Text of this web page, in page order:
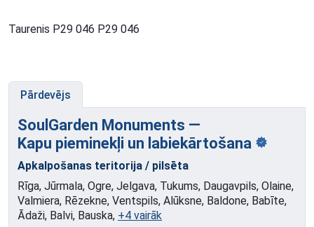
Taurenis P29 046 P29 046
Pārdevējs
SoulGarden Monuments —
Kapu pieminekļi un labiekārtošana
Apkalpošanas teritorija / pilsēta
Rīga, Jūrmala, Ogre, Jelgava, Tukums, Daugavpils, Olaine,
Valmiera, Rēzekne, Ventspils, Alūksne, Baldone, Babīte,
Ādaži, Balvi, Bauska, +4 vairāk